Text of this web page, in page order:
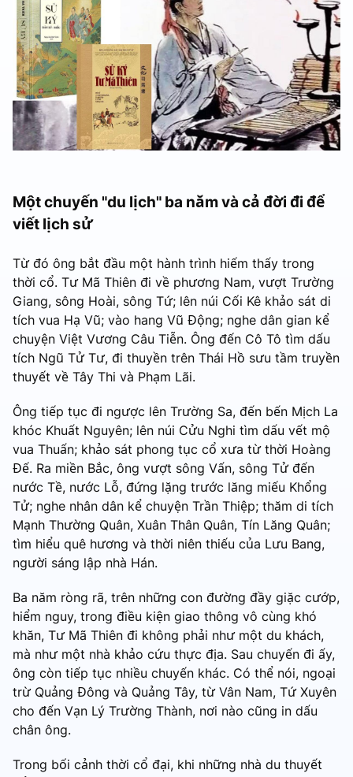
Một chuyến "du lịch" ba năm và cả đời đi để
viết lịch sử
Từ đó ông bắt đầu một hành trình hiếm thấy trong
thời cổ. Tư Mã Thiên đi về phương Nam, vượt Trường
Giang, sông Hoài, sông Tứ; lên núi Cối Kê khảo sát di
tích vua Hạ Vũ; vào hang Vũ Động; nghe dân gian kể
chuyện Việt Vương Câu Tiễn. Ông đến Cô Tô tìm dấu
tích Ngũ Tử Tư, đi thuyền trên Thái Hồ sưu tầm truyền
thuyết về Tây Thi và Phạm Lãi.
Ông tiếp tục đi ngược lên Trường Sa, đến bến Mịch La
khóc Khuất Nguyên; lên núi Cửu Nghi tìm dấu vết mộ
vua Thuấn; khảo sát phong tục cổ xưa từ thời Hoàng
Đế. Ra miền Bắc, ông vượt sông Vấn, sông Tử đến
nước Tề, nước Lỗ, đứng lặng trước lăng miếu Khổng
Tử; nghe nhân dân kể chuyện Trần Thiệp; thăm di tích
Mạnh Thường Quân, Xuân Thân Quân, Tín Lăng Quân;
tìm hiểu quê hương và thời niên thiếu của Lưu Bang,
người sáng lập nhà Hán.
Ba năm ròng rã, trên những con đường đầy giặc cướp,
hiểm nguy, trong điều kiện giao thông vô cùng khó
khăn, Tư Mã Thiên đi không phải như một du khách,
mà như một nhà khảo cứu thực địa. Sau chuyến đi ấy,
ông còn tiếp tục nhiều chuyến khác. Có thể nói, ngoại
trừ Quảng Đông và Quảng Tây, từ Vân Nam, Tứ Xuyên
cho đến Vạn Lý Trường Thành, nơi nào cũng in dấu
chân ông.
Trong bối cảnh thời cổ đại, khi những nhà du thuyết